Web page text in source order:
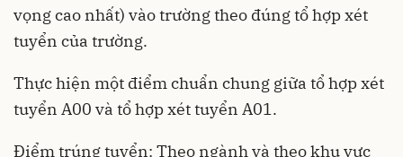
vọng cao nhất) vào trường theo đúng tổ hợp xét
tuyển của trường.
Thực hiện một điểm chuẩn chung giữa tổ hợp xét
tuyển A00 và tổ hợp xét tuyển A01.
Điểm trúng tuyển: Theo ngành và theo khu vực